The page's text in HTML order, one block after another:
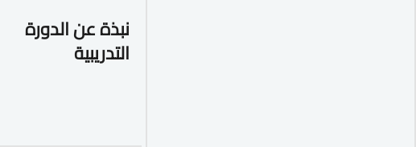
نبذة عن الدورة
التدريبية